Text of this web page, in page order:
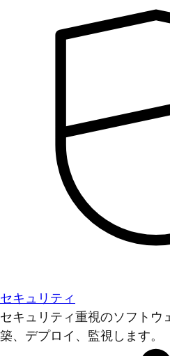
セキュリティ
セキュリティ重視のソフトウ
築、デプロイ、監視します。